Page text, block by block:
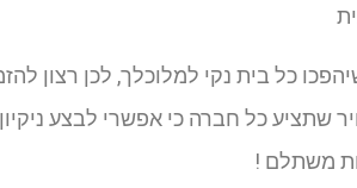
כל בית נקי למלוכלך, לכן רצון
כל חברה כי אפשרי לבצע
משתלם !